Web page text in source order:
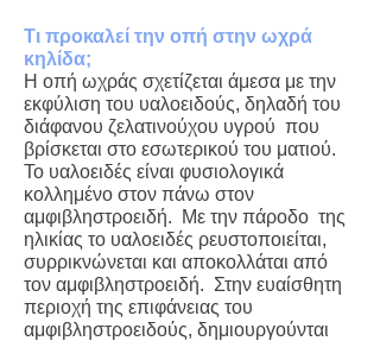
Τι προκαλεί την οπή στην ωχρά
κηλίδα;
Η οπή ωχράς σχετίζεται άμεσα με την
εκφύλιση του υαλοειδούς, δηλαδή του
διάφανου ζελατινούχου υγρού που
βρίσκεται στο εσωτερικού του ματιού.
Το υαλοειδές είναι φυσιολογικά
κολλημένο στον πάνω στον
αμφιβληστροειδή. Με την πάροδο της
ηλικίας το υαλοειδές ρευστοποιείται,
συρρικνώνεται και αποκολλάται από
τον αμφιβληστροειδή. Στην ευαίσθητη
περιοχή της επιφάνειας του
αμφιβληστροειδούς, δημιουργούνται